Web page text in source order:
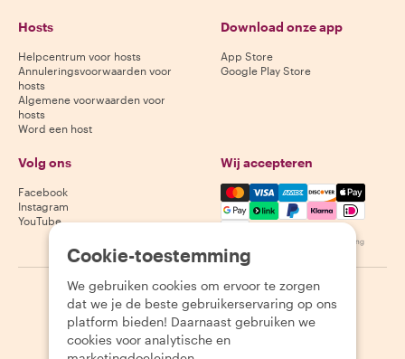
Hosts
Helpcentrum voor hosts
Annuleringsvoorwaarden voor
hosts
Algemene voorwaarden voor
hosts
Word een host
Download onze app
App Store
Google Play Store
Volg ons
Facebook
Instagram
YouTube
Wij accepteren
Mastercard, Visa, Amex,
Beschikbaarheid varieert per bestemming
2026 Withlocals.com Privacybeleid Cookies
Cookie-toestemming
We gebruiken cookies om ervoor te zorgen
dat we je de beste gebruikerservaring op ons
platform bieden! Daarnaast gebruiken we
cookies voor analytische en